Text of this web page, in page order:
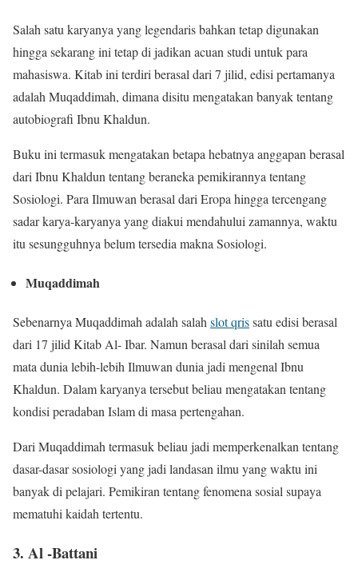
Salah satu karyanya yang legendaris bahkan tetap digunakan
hingga sekarang ini tetap di jadikan acuan studi untuk para
mahasiswa. Kitab ini terdiri berasal dari 7 jilid, edisi pertamanya
adalah Muqaddimah, dimana disitu mengatakan banyak tentang
autobiografi Ibnu Khaldun.
Buku ini termasuk mengatakan betapa hebatnya anggapan berasal
dari Ibnu Khaldun tentang beraneka pemikirannya tentang
Sosiologi. Para Ilmuwan berasal dari Eropa hingga tercengang
sadar karya-karyanya yang diakui mendahului zamannya, waktu
itu sesungguhnya belum tersedia makna Sosiologi.
Muqaddimah
Sebenarnya Muqaddimah adalah salah slot qrissatu edisi berasal
dari 17 jilid Kitab Al- Ibar. Namun berasal dari sinilah semua
mata dunia lebih-lebih Ilmuwan dunia jadi mengenal Ibnu
Khaldun. Dalam karyanya tersebut beliau mengatakan tentang
kondisi peradaban Islam di masa pertengahan.
Dari Muqaddimah termasuk beliau jadi memperkenalkan tentang
dasar-dasar sosiologi yang jadi landasan ilmu yang waktu ini
banyak di pelajari. Pemikiran tentang fenomena sosial supaya
mematuhi kaidah tertentu.
3. Al -Battani